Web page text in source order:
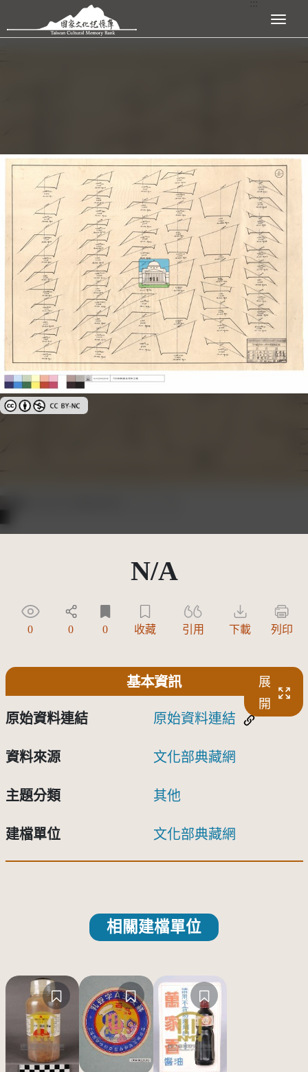
跳到主要內容區塊 展開選單
創用CC姓名標示-非商業性 3.0 台灣及其後版本(CC BY-NC 3.0 TW +)
N/A
0 0 0 收藏 引用 下載 列印
基本資訊
展
開
原始資料連結 原始資料連結
資料來源 文化部典藏網
主題分類 其他
建檔單位 文化部典藏網
相關建檔單位